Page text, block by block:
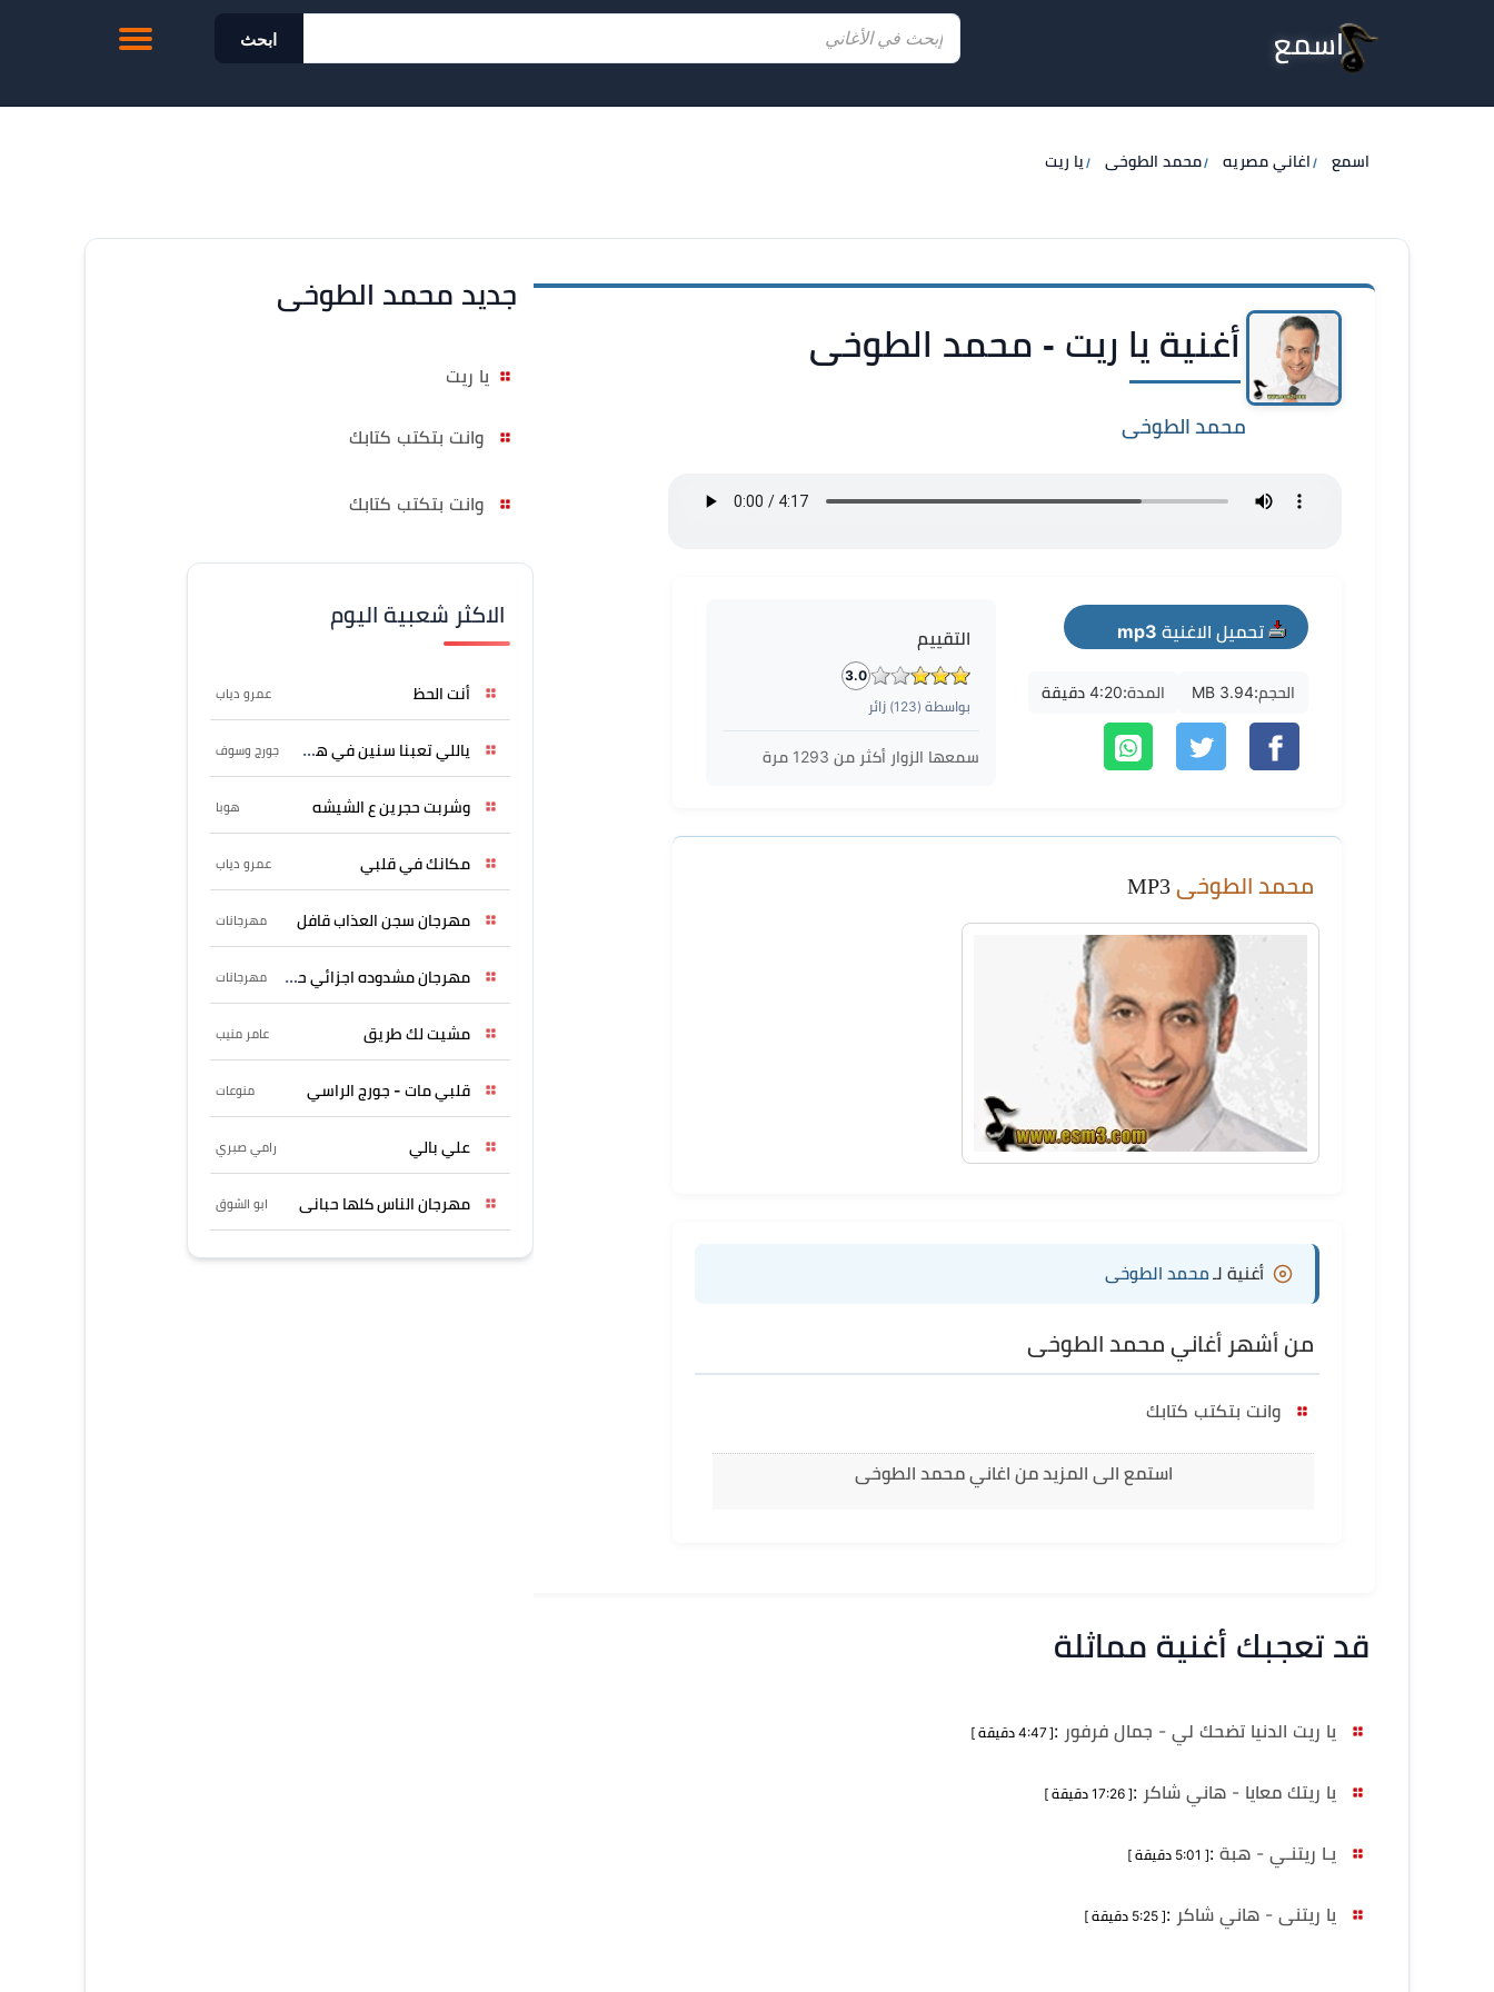
اسمع ابحث
اسمع اغاني مصريه محمد الطوخى يا ريت
أغنية يا ريت - محمد الطوخى
محمد الطوخى
تحميل الاغنية mp3
الحجم:3.94 MB المدة:4:20 دقيقة
التقييم
3.0
بواسطة (123) زائر
سمعها الزوار أكثر من 1293 مرة
محمد الطوخى
أغنية لـ محمد الطوخى
من أشهر أغاني محمد الطوخى
وانت بتكتب كتابك
استمع الى المزيد من اغاني محمد الطوخى
قد تعجبك أغنية مماثلة
يا ريت الدنيا تضحك لي - جمال فرفور :[ 4:47 دقيقة ]
يا ريتك معايا - هاني شاكر :[ 17:26 دقيقة ]
يـا ريتنـي - هبة :[ 5:01 دقيقة ]
يا ريتنى - هاني شاكر :[ 5:25 دقيقة ]
جديد محمد الطوخى
يا ريت
وانت بتكتب كتابك
وانت بتكتب كتابك
الاكثر شعبية اليوم
أنت الحظ عمرو دياب
ياللي تعبنا سنين في هواه جورج وسوف
وشربت حجرين ع الشيشه هوبا
مكانك في قلبي عمرو دياب
مهرجان سجن العذاب قافل مهرجانات
مهرجان مشدوده اجزائي حربونى مهرجانات
مشيت لك طريق عامر منيب
قلبي مات - جورج الراسي منوعات
علي بالي رامي صبري
مهرجان الناس كلها حبانى ابو الشوق